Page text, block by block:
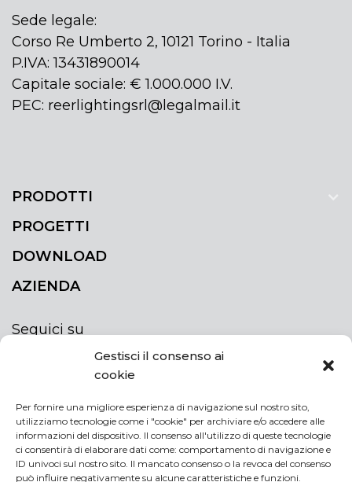
Gestisci il consenso ai
cookie
Per fornire una migliore esperienza di navigazione sul nostro sito,
utilizziamo tecnologie come i "cookie" per archiviare e/o accedere alle
informazioni del dispositivo. Il consenso all'utilizzo di queste tecnologie
ci consentirà di elaborare dati come: comportamento di navigazione e
ID univoci sul nostro sito. Il mancato consenso o la revoca del consenso
può influire negativamente su alcune caratteristiche e funzioni.
Sede legale:
Corso Re Umberto 2, 10121 Torino - Italia
P.IVA: 13431890014
Capitale sociale: € 1.000.000 I.V.
PEC: reerlightingsrl@legalmail.it
PRODOTTI
PROGETTI
DOWNLOAD
AZIENDA
Seguici su
ISCRIVITI ALLA NEWSLETTER
Rimani sempre aggiornato iscrivendoti alla
newsletter